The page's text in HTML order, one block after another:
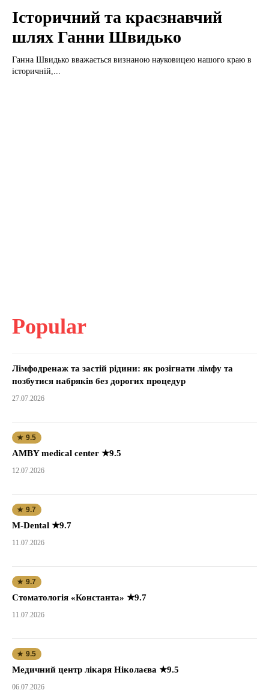
Історичний та краєзнавчий
шлях Ганни Швидько
Ганна Швидько вважається визнаною науковицею нашого краю в
історичній,...
Popular
Лімфодренаж та застій рідини: як розігнати лімфу та
позбутися набряків без дорогих процедур
27.07.2026
★ 9.5
AMBY medical center ★9.5
12.07.2026
★ 9.7
M-Dental ★9.7
11.07.2026
★ 9.7
Стоматологія «Константа» ★9.7
11.07.2026
★ 9.5
Медичний центр лікаря Ніколаєва ★9.5
06.07.2026